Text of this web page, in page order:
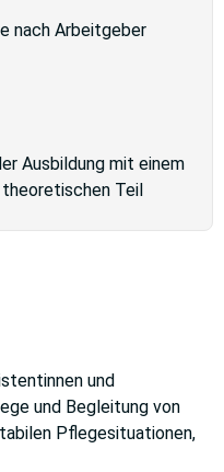
nach Arbeitgeber
Ausbildung mit einem
Teil
und
und Begleitung von
Pflegesituationen,